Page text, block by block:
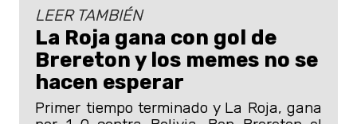
LEER TAMBIÉN
La Roja gana con gol de
Brereton y los memes no se
hacen esperar
Primer tiempo terminado y La Roja, gana